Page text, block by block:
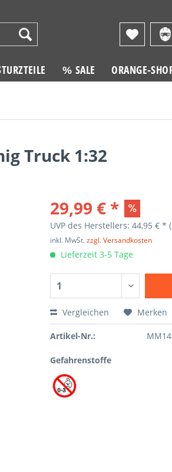
% SALE ORANGE-
Truck 1:32
29,99 € *
UVP des Herstellers: 44,95 € *
inkl. MwSt.zzgl. Versandkosten
Lieferzeit 3-5 Tage
Vergleichen Merken
Artikel-Nr.:
Gefahrenstoffe